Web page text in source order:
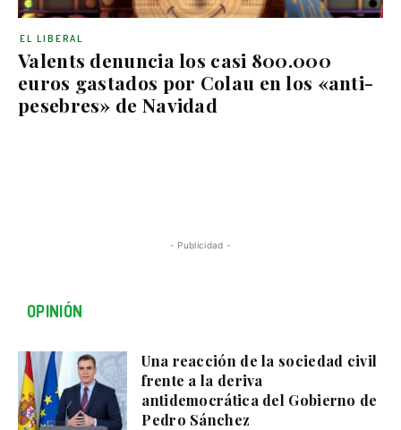
Valents denuncia los casi 800.000
euros gastados por Colau en los «anti-
pesebres» de Navidad
EL LIBERAL
- Publicidad -
OPINIÓN
Una reacción de la sociedad civil
frente a la deriva
antidemocrática del Gobierno de
Pedro Sánchez